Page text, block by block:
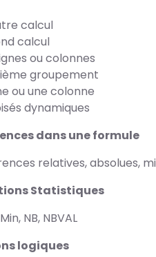
calcul
calcul
ou colonnes
groupement
ou une colonne
dynamiques
dans une formule
relatives, absolues,
Statistiques
NB, NBVAL
logiques